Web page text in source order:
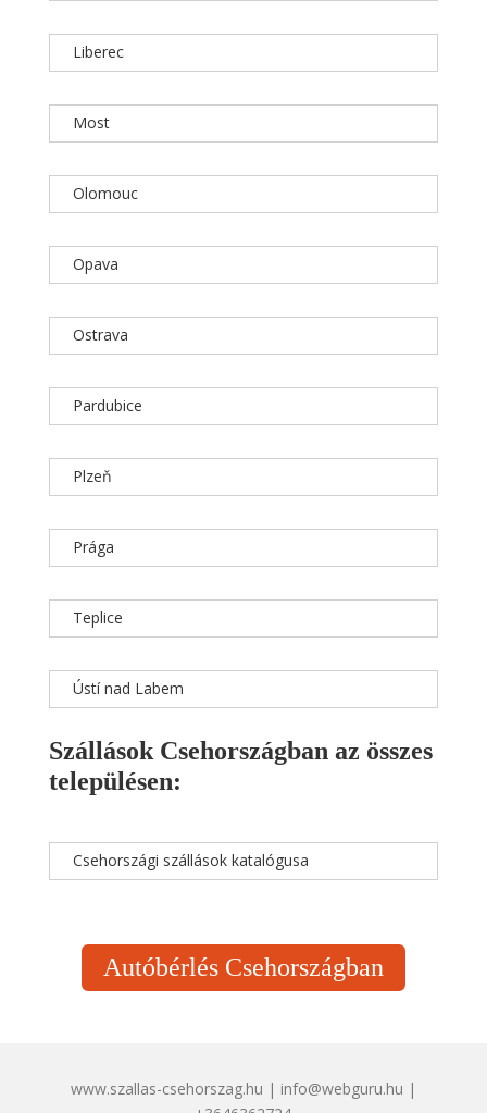
Liberec
Most
Olomouc
Opava
Ostrava
Pardubice
Plzeň
Prága
Teplice
Ústí nad Labem
Szállások Csehországban az összes
településen:
Csehországi szállások katalógusa
Autóbérlés Csehországban
www.szallas-csehorszag.hu | info@webguru.hu |